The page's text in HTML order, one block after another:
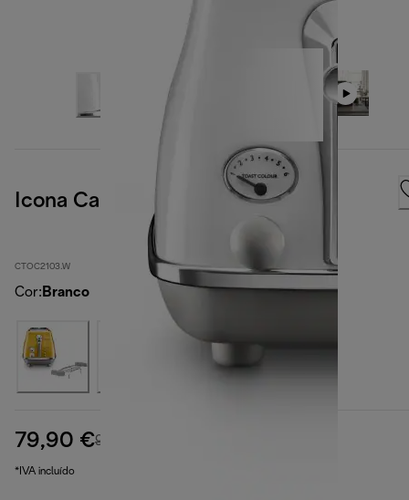
Icona Capitals Sidney White
CTOC2103.W
Cor: Branco
79,90 €99,90 €
*IVA incluído